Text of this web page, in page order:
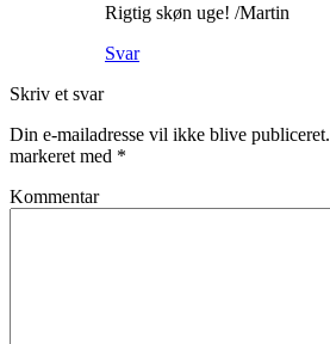
Rigtig skøn uge! /Martin
Svar
Skriv et svar
Din e-mailadresse vil ikke blive publiceret.
markeret med *
Kommentar